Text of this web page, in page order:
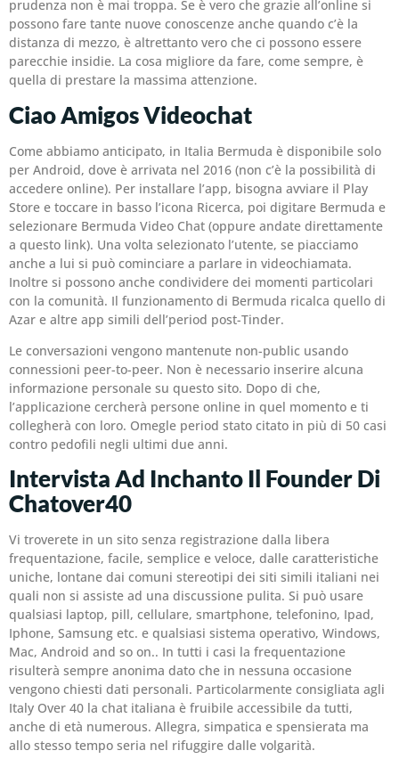
prudenza non è mai troppa. Se è vero che grazie all’online si
possono fare tante nuove conoscenze anche quando c’è la
distanza di mezzo, è altrettanto vero che ci possono essere
parecchie insidie. La cosa migliore da fare, come sempre, è
quella di prestare la massima attenzione.
Ciao Amigos Videochat
Come abbiamo anticipato, in Italia Bermuda è disponibile solo
per Android, dove è arrivata nel 2016 (non c’è la possibilità di
accedere online). Per installare l’app, bisogna avviare il Play
Store e toccare in basso l’icona Ricerca, poi digitare Bermuda e
selezionare Bermuda Video Chat (oppure andate direttamente
a questo link). Una volta selezionato l’utente, se piacciamo
anche a lui si può cominciare a parlare in videochiamata.
Inoltre si possono anche condividere dei momenti particolari
con la comunità. Il funzionamento di Bermuda ricalca quello di
Azar e altre app simili dell’period post-Tinder.
Le conversazioni vengono mantenute non-public usando
connessioni peer-to-peer. Non è necessario inserire alcuna
informazione personale su questo sito. Dopo di che,
l’applicazione cercherà persone online in quel momento e ti
collegherà con loro. Omegle period stato citato in più di 50 casi
contro pedofili negli ultimi due anni.
Intervista Ad Inchanto Il Founder Di
Chatover40
Vi troverete in un sito senza registrazione dalla libera
frequentazione, facile, semplice e veloce, dalle caratteristiche
uniche, lontane dai comuni stereotipi dei siti simili italiani nei
quali non si assiste ad una discussione pulita. Si può usare
qualsiasi laptop, pill, cellulare, smartphone, telefonino, Ipad,
Iphone, Samsung etc. e qualsiasi sistema operativo, Windows,
Mac, Android and so on.. In tutti i casi la frequentazione
risulterà sempre anonima dato che in nessuna occasione
vengono chiesti dati personali. Particolarmente consigliata agli
Italy Over 40 la chat italiana è fruibile accessibile da tutti,
anche di età numerous. Allegra, simpatica e spensierata ma
allo stesso tempo seria nel rifuggire dalle volgarità.